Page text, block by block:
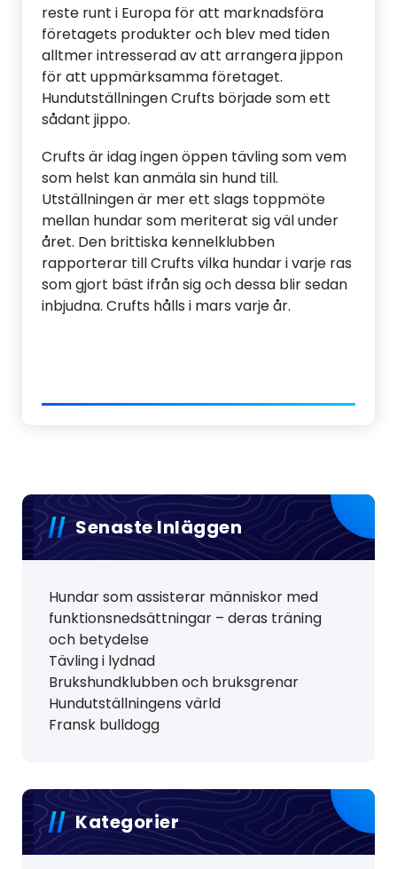
reste runt i Europa för att marknadsföra
företagets produkter och blev med tiden
alltmer intresserad av att arrangera jippon
för att uppmärksamma företaget.
Hundutställningen Crufts började som ett
sådant jippo.
Crufts är idag ingen öppen tävling som vem
som helst kan anmäla sin hund till.
Utställningen är mer ett slags toppmöte
mellan hundar som meriterat sig väl under
året. Den brittiska kennelklubben
rapporterar till Crufts vilka hundar i varje ras
som gjort bäst ifrån sig och dessa blir sedan
inbjudna. Crufts hålls i mars varje år.
Senaste Inläggen
Hundar som assisterar människor med
funktionsnedsättningar – deras träning
och betydelse
Tävling i lydnad
Brukshundklubben och bruksgrenar
Hundutställningens värld
Fransk bulldogg
Kategorier